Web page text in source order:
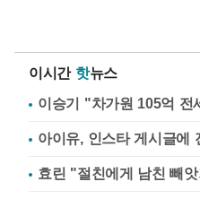
이시간 핫뉴스
이승기 "차가원 105억 전
아이유, 인스타 게시글에
효린 "절친에게 남친 빼